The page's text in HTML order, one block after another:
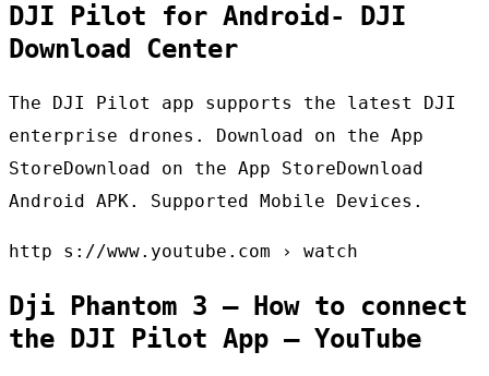
DJI Pilot for Android- DJI
Download Center
The DJI Pilot app supports the latest DJI
enterprise drones. Download on the App
StoreDownload on the App StoreDownload
Android APK. Supported Mobile Devices.
http s://www.youtube.com › watch
Dji Phantom 3 – How to connect
the DJI Pilot App – YouTube